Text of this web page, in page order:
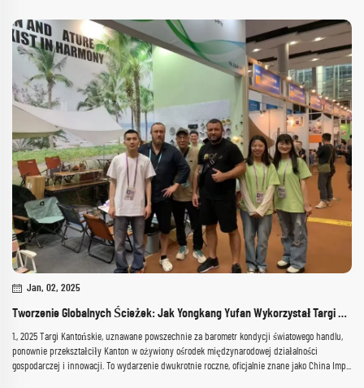
Jan, 02, 2025
Tworzenie Globalnych Ścieżek: Jak Yongkang Yufan Wykorzystał Targi Kanton do Wzmacniania Swego Międzynarodowego Zasięgu
1., 2025 Targi Kantońskie, uznawane powszechnie za barometr kondycji światowego handlu,
ponownie przekształciły Kanton w ożywiony ośrodek międzynarodowej działalności
gospodarczej i innowacji. To wydarzenie dwukrotnie roczne, oficjalnie znane jako China Imp...